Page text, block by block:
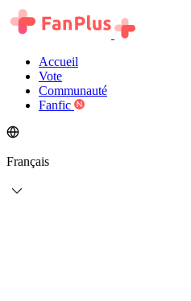
Accueil
Vote
Communauté
Fanfic
Français